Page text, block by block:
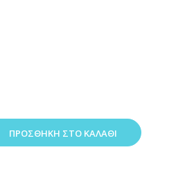
ΠΡΟΣΘΉΚΗ ΣΤΟ ΚΑΛΆΘΙ